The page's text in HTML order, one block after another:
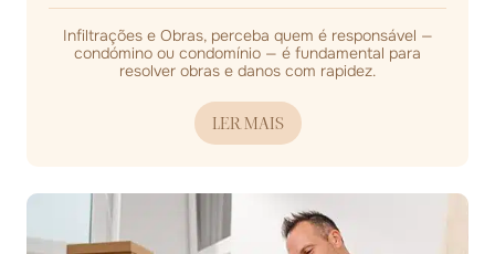
Infiltrações e Obras, perceba quem é responsável —
condómino ou condomínio — é fundamental para
resolver obras e danos com rapidez.
LER MAIS